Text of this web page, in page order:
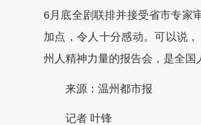
6月底全剧联排并接受省市专家
加点，令人十分感动。可以说
州人精神力量的报告会，是全国
来源：温州都市报
记者 叶锋